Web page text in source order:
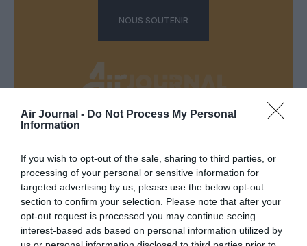
Air Journal - Do Not Process My Personal
Information
If you wish to opt-out of the sale, sharing to third parties, or
processing of your personal or sensitive information for
targeted advertising by us, please use the below opt-out
section to confirm your selection. Please note that after your
opt-out request is processed you may continue seeing
interest-based ads based on personal information utilized by
NOUS SOUTENIR
DERNIERS COMMENTAIRES
vicomtea commenté l'article :
Groupe Lufthansa : les A220-100 de SWISS ne
devraient plus revenir, les CRJ-900 de CityLine bientôt
en vente ?